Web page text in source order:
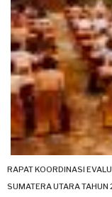
RAPAT KOORDINASI
SUMATERA UTARA TAHUN